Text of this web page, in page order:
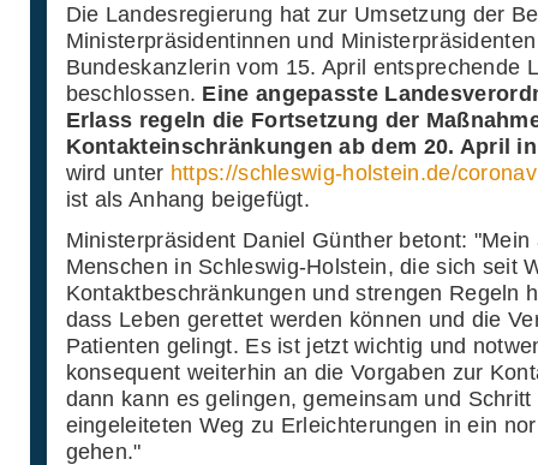
Die Landesregierung hat zur Umsetzung der
Ministerpräsidentinnen und
Bundeskanzlerin vom 15. April entsprechende
beschlossen. Eine angepasste
Erlass regeln die Fortsetzung der
Kontakteinschränkungen ab dem 20. April
wird unter https://schleswig-holstein.de/
ist als Anhang beigefügt.
Ministerpräsident Daniel Günther betont:
Menschen in Schleswig-Holstein, die sich seit
Kontaktbeschränkungen und strengen Regeln
dass Leben gerettet werden können und die
Patienten gelingt. Es ist jetzt wichtig und
konsequent weiterhin an die Vorgaben zur
dann kann es gelingen, gemeinsam und
eingeleiteten Weg zu Erleichterungen in ein
gehen."